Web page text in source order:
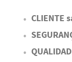
CLIENTE